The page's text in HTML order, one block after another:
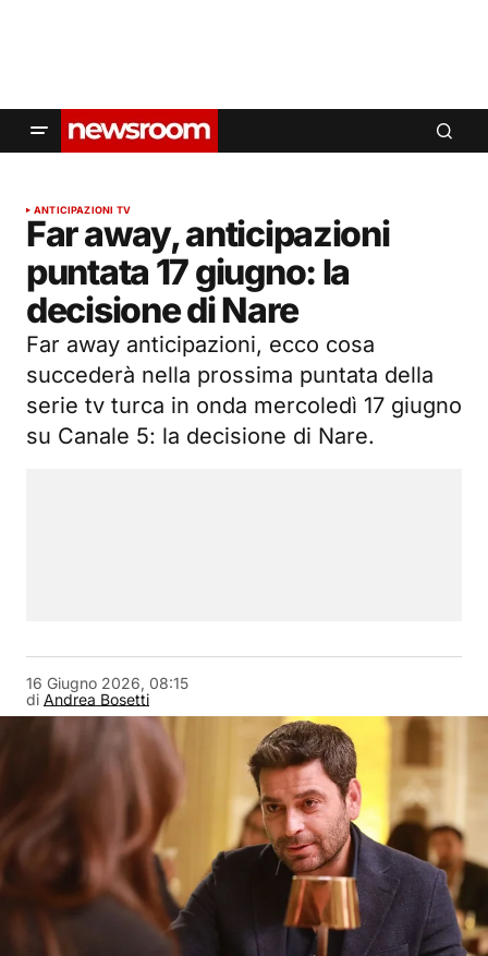
ANTICIPAZIONI TV
Far away, anticipazioni
puntata 17 giugno: la
decisione di Nare
Far away anticipazioni, ecco cosa
succederà nella prossima puntata della
serie tv turca in onda mercoledì 17 giugno
su Canale 5: la decisione di Nare.
di Andrea Bosetti
16 Giugno 2026, 08:15